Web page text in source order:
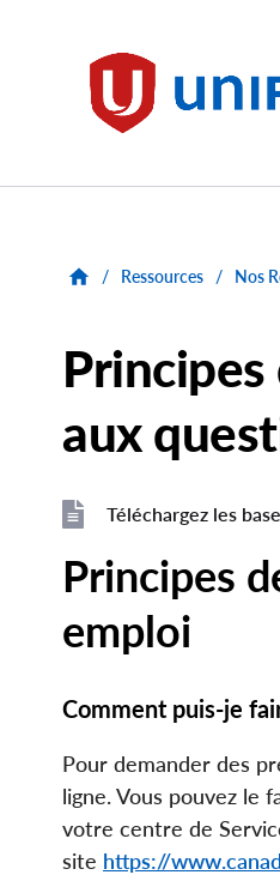
Unifor
/ Ressources / Nos
Principes
aux
Téléchargez les
Principes
emploi
Comment puis-je
Pour demander des
ligne. Vous pouvez le
votre centre de
site https://